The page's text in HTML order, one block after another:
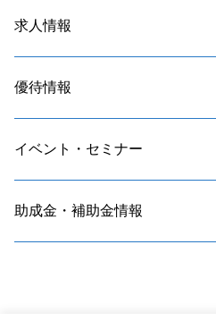
求人情報
優待情報
イベント・セミナー
助成金・補助金情報